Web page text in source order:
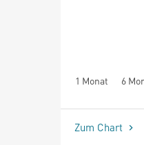
1 Monat 6
seit Beginn
Zum Chart